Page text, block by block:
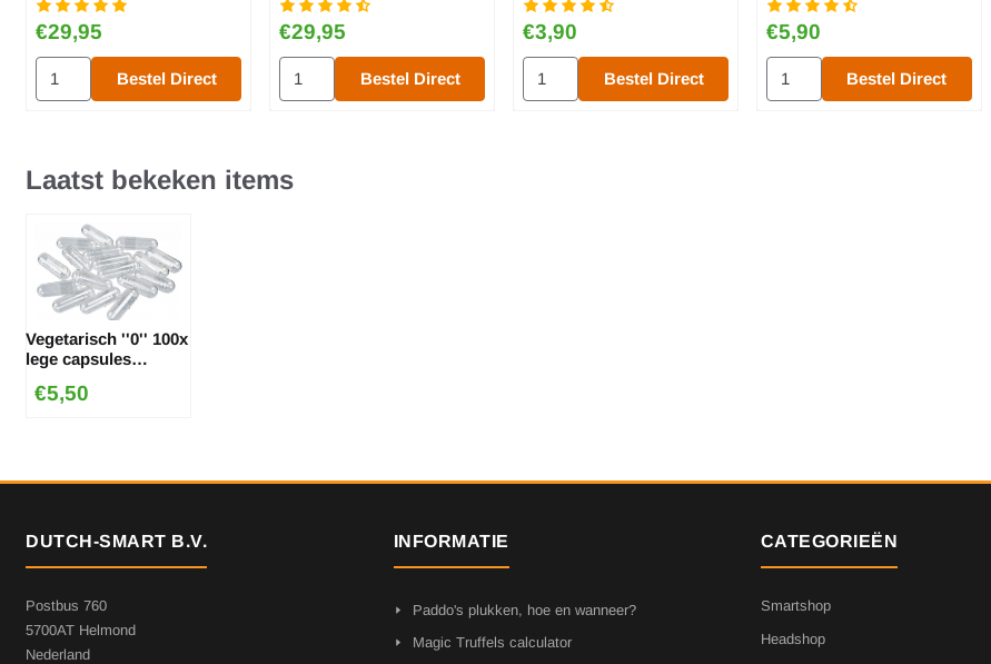
Prijs: 29,95
€29,95
Aantal kiezen voor Capsuleermachine ''0'' - Voor 24 capsules
Bestel Direct
Prijs: 29,95
€29,95
Aantal kiezen voor Capsuleermachine ''1'' - Voor 24 capsules
Bestel Direct
Prijs: 3,90
€3,90
Aantal kiezen voor gelatine ''0'' 100x lege capsules
Bestel Direct
Prijs: 5,90
€5,90
Aantal kiezen voor gelatine
Bestel Direct
Laatst bekeken items
Vegetarisch ''0'' 100x
lege capsules
€5,50
DUTCH-SMART B.V.
Postbus 760
5700AT Helmond
Nederland
INFORMATIE
Paddo's plukken, hoe en wanneer?
Magic Truffels calculator
CATEGORIEËN
Smartshop
Headshop